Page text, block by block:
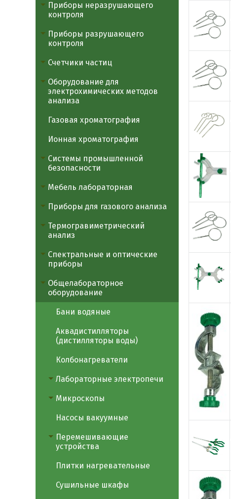
Приборы неразрушающего
контроля
Приборы разрушающего
контроля
Счетчики частиц
Оборудование для
электрохимических методов
анализа
Газовая хроматография
Ионная хроматография
Системы промышленной
безопасности
Мебель лабораторная
Приборы для газового анализа
Термогравиметрический
анализ
Спектральные и оптические
приборы
Общелабораторное
оборудование
Бани водяные
Аквадистилляторы
(дистилляторы воды)
Колбонагреватели
Лабораторные электропечи
Микроскопы
Насосы вакуумные
Перемешивающие
устройства
Плитки нагревательные
Сушильные шкафы